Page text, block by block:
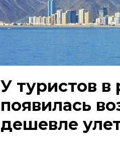
У туристов в
появилась
дешевле